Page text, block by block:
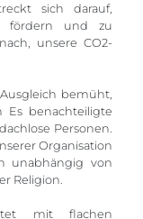
sich darauf,
fördern und zu
unsere CO2-
bemüht,
Es benachteiligte
Personen.
Organisation
unabhängig von
Religion.
mit flachen